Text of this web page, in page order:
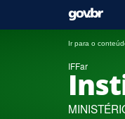
Ir para o
IFFar